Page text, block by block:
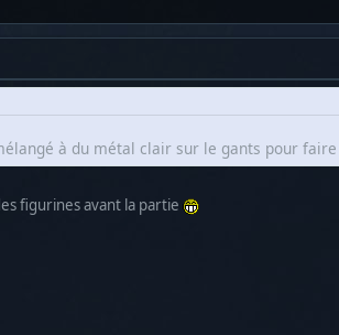
à du métal clair sur le gants pour
figurines avant la partie